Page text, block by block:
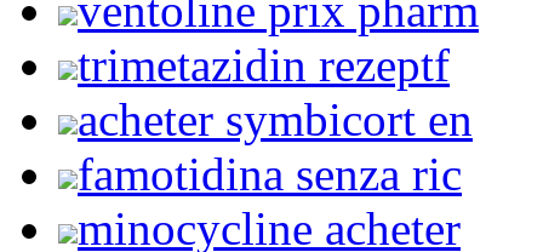
ventoline prix pharm
trimetazidin rezeptf
acheter symbicort en
famotidina senza ric
minocycline acheter